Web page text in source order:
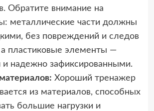
Обратите внимание на
металлические части должны
без повреждений и следов
а пластиковые элементы —
надежно зафиксированными.
Хороший тренажер
из материалов, способных
большие нагрузки и